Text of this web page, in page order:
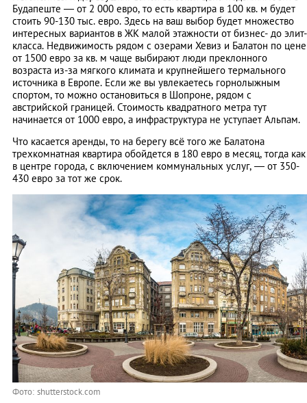
Будапеште — от 2 000 евро, то есть квартира в 100 кв. м будет
стоить 90-130 тыс. евро. Здесь на ваш выбор будет множество
интересных вариантов в ЖК малой этажности от бизнес- до элит-
класса. Недвижимость рядом с озерами Хевиз и Балатон по цене
от 1500 евро за кв. м чаще выбирают люди преклонного
возраста из-за мягкого климата и крупнейшего термального
источника в Европе. Если же вы увлекаетесь горнолыжным
спортом, то можно остановиться в Шопроне, рядом с
австрийской границей. Стоимость квадратного метра тут
начинается от 1000 евро, а инфраструктура не уступает Альпам.
Что касается аренды, то на берегу всё того же Балатона
трехкомнатная квартира обойдется в 180 евро в месяц, тогда как
в центре города, с включением коммунальных услуг, — от 350-
430 евро за тот же срок.
Фото: shutterstock.com